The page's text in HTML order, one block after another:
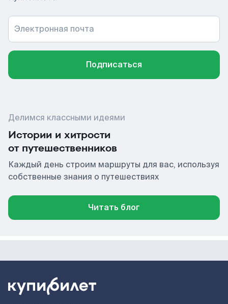
Электронная почта
Подписаться
Делимся классными идеями
Истории и хитрости
от путешественников
Каждый день строим маршруты для вас, используя
собственные знания о путешествиях
Читать блог